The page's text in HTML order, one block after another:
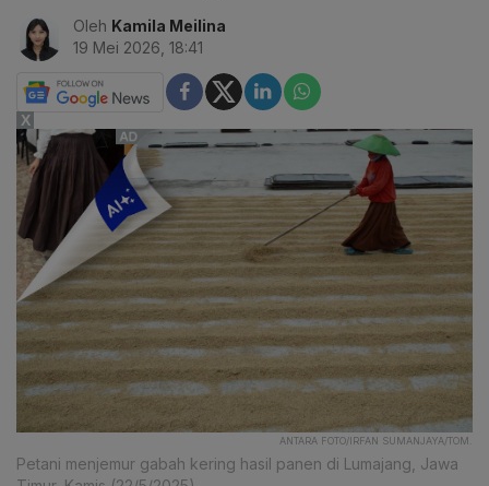
Oleh Kamila Meilina
19 Mei 2026, 18:41
ANTARA FOTO/IRFAN SUMANJAYA/TOM.
Petani menjemur gabah kering hasil panen di Lumajang, Jawa
X